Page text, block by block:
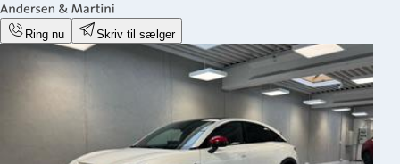
Ring nu Skriv til sælger